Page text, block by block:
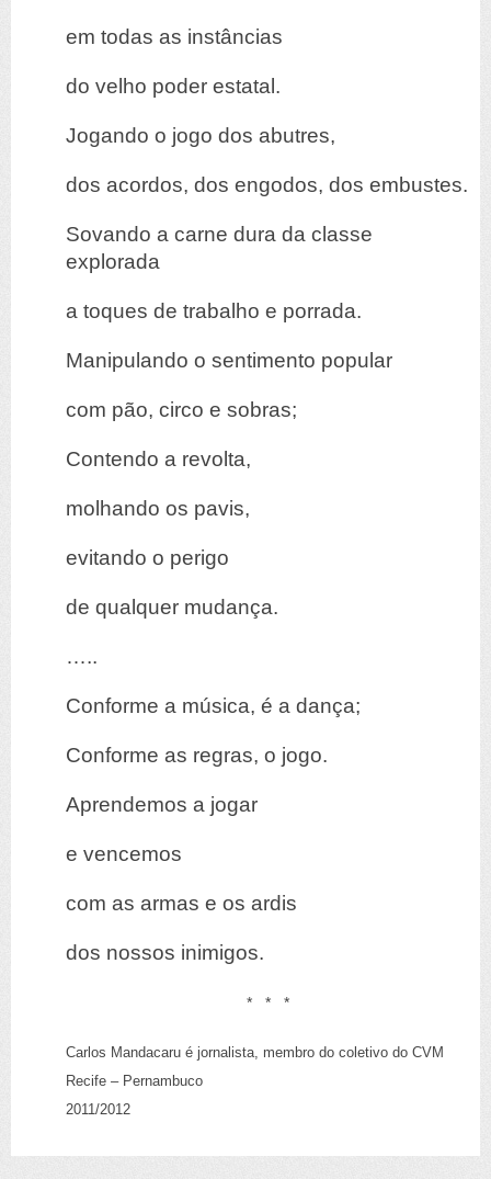
em todas as instâncias
do velho poder estatal.
Jogando o jogo dos abutres,
dos acordos, dos engodos, dos embustes.
Sovando a carne dura da classe
explorada
a toques de trabalho e porrada.
Manipulando o sentimento popular
com pão, circo e sobras;
Contendo a revolta,
molhando os pavis,
evitando o perigo
de qualquer mudança.
…..
Conforme a música, é a dança;
Conforme as regras, o jogo.
Aprendemos a jogar
e vencemos
com as armas e os ardis
dos nossos inimigos.
* * *
Carlos Mandacaru é jornalista, membro do coletivo do CVM
Recife – Pernambuco
2011/2012